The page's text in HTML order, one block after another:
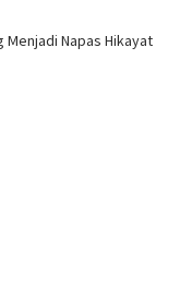
Menjadi Napas Hikayat